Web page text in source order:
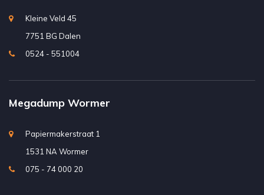
Kleine Veld 45
7751 BG Dalen
0524 - 551004
Megadump Wormer
Papiermakerstraat 1
1531 NA Wormer
075 - 74 000 20